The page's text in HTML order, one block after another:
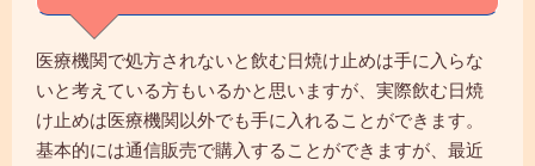
医療機関で処方されないと飲む日焼け止めは手に入らな
いと考えている方もいるかと思いますが、実際飲む日焼
け止めは医療機関以外でも手に入れることができます。
基本的には通信販売で購入することができますが、最近